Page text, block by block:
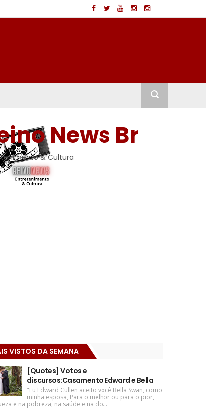
News Br
& Cultura
VISTOS DA SEMANA
[Quotes] Votos e
discursos:Casamento Edward e Bella
"Eu Edward Cullen aceito você Bella Swan, como
minha esposa, Para o melhor ou para o pior,
e na pobreza, na saúde e na do...